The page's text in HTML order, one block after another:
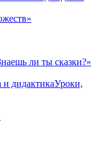
ли ты сказки?»
дидактикаУроки,